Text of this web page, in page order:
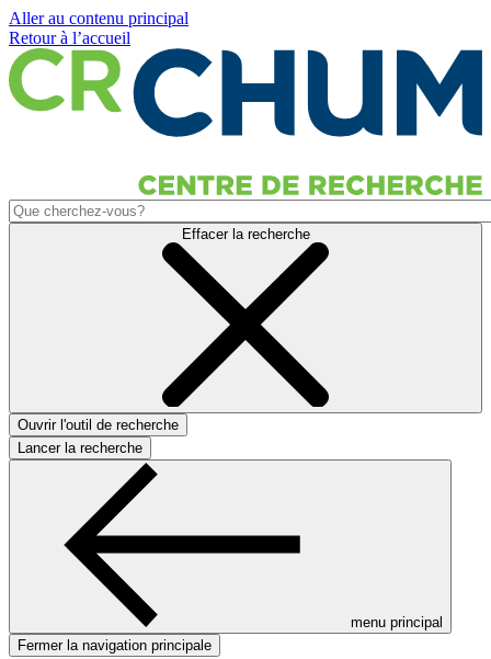
Aller au contenu principal
Retour à l’accueil
Effacer la recherche
Ouvrir l'outil de recherche
Lancer la recherche
menu principal
Fermer la navigation principale